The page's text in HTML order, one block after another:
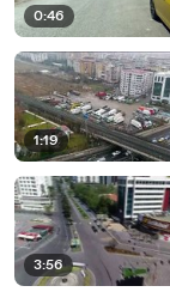
0:46
1:19
3:56